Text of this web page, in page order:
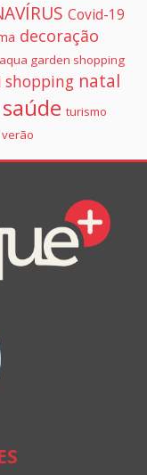
Covid-19
decoração
garden shopping
shopping natal
saúde turismo
verão